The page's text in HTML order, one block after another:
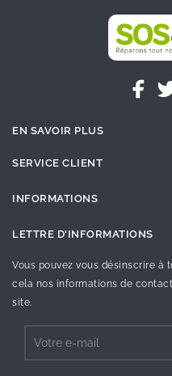
EN SAVOIR PLUS
SERVICE CLIENT
INFORMATIONS
LETTRE D'INFORMATIONS
Vous pouvez vous désinscrire à
cela nos informations de
site.